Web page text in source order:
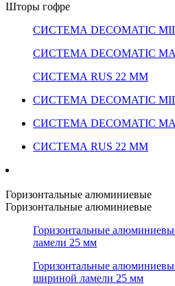
Шторы гофре
СИСТЕМА DECOMATIC
СИСТЕМА DECOMATIC
СИСТЕМА RUS 22 ММ
СИСТЕМА DECOMATIC
СИСТЕМА DECOMATIC
СИСТЕМА RUS 22 ММ
Горизонтальные алюминиевые
Горизонтальные алюминиевые
Горизонтальные
ламели 25 мм
Горизонтальные
шириной ламели 25 мм